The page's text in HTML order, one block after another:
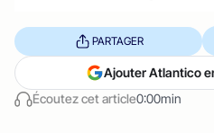
Écoutez cet article0:00min
PARTAGER
Ajouter Atlantico